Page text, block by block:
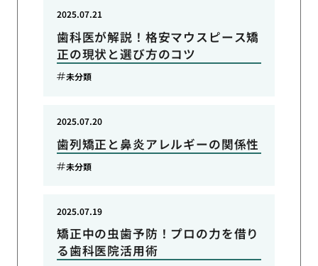
歯科医が解説！格安マウスピース矯
正の現状と選び方のコツ
2025.07.21
未分類
歯列矯正と鼻炎アレルギーの関係性
2025.07.20
未分類
矯正中の虫歯予防！プロの力を借り
る歯科医院活用術
2025.07.19